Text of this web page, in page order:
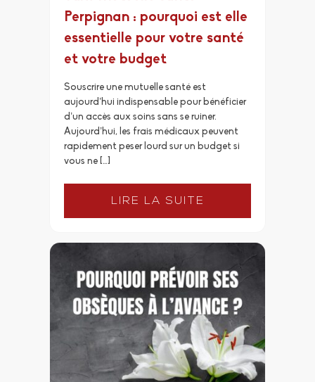
Perpignan : pourquoi est elle
essentielle pour votre santé
et votre budget
Souscrire une mutuelle santé est
aujourd’hui indispensable pour bénéficier
d’un accès aux soins sans se ruiner.
Aujourd’hui, les frais médicaux peuvent
rapidement peser lourd sur un budget si
vous ne […]
LIRE LA SUITE